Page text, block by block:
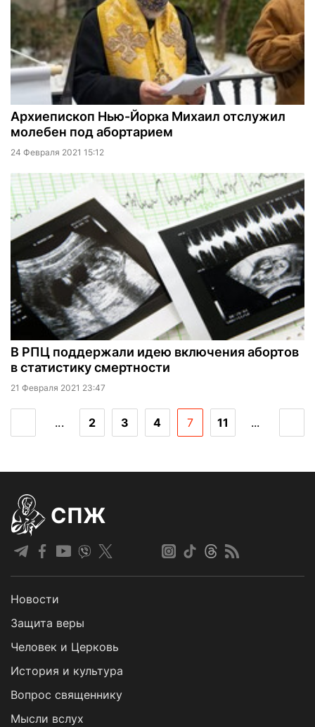
Архиепископ Нью-Йорка Михаил отслужил
молебен под абортарием
24 Февраля 2021 15:12
В РПЦ поддержали идею включения абортов
в статистику смертности
21 Февраля 2021 23:47
... 2 3 4 7 11 ...
СПЖ
Новости
Защита веры
Человек и Церковь
История и культура
Вопрос священнику
Мысли вслух